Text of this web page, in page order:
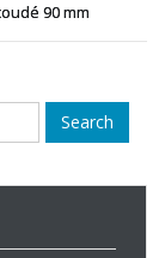
90 mm
Search